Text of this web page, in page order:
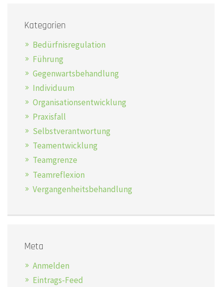
Kategorien
Bedürfnisregulation
Führung
Gegenwartsbehandlung
Individuum
Organisationsentwicklung
Praxisfall
Selbstverantwortung
Teamentwicklung
Teamgrenze
Teamreflexion
Vergangenheitsbehandlung
Meta
Anmelden
Eintrags-Feed